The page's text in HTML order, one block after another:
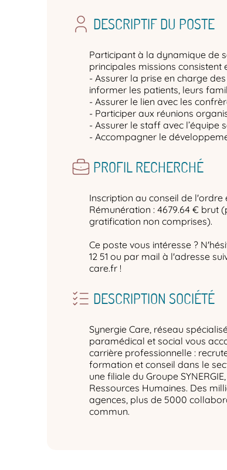
DESCRIPTIF DU POSTE
Participant à la dynamique de
principales missions consistent
- Assurer la prise en charge
informer les patients, leurs
- Assurer le lien avec les
- Participer aux réunions
- Assurer le staff avec l’équipe
- Accompagner le
PROFIL RECHERCHÉ
Inscription au conseil de
Rémunération : 4679.64 € brut
gratification non comprises).
Ce poste vous intéresse ?
12 51 ou par mail à l'adresse
care.fr !
DESCRIPTION SOCIÉTÉ
Synergie Care, réseau
paramédical et social vous
carrière professionnelle :
formation et conseil dans le
une filiale du Groupe
Ressources Humaines. Des
agences, plus de 5000
commun.